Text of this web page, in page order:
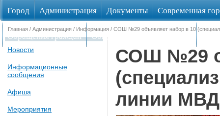
Город Администрация Документы Современная
Обращения граждан Общественные обсуждения
Главная / Администрация / Информация / СОШ №29 объявляет набор в 10
Новости
Информационные
сообщения
Афиша
Мероприятия
СОШ №29
линии МВД